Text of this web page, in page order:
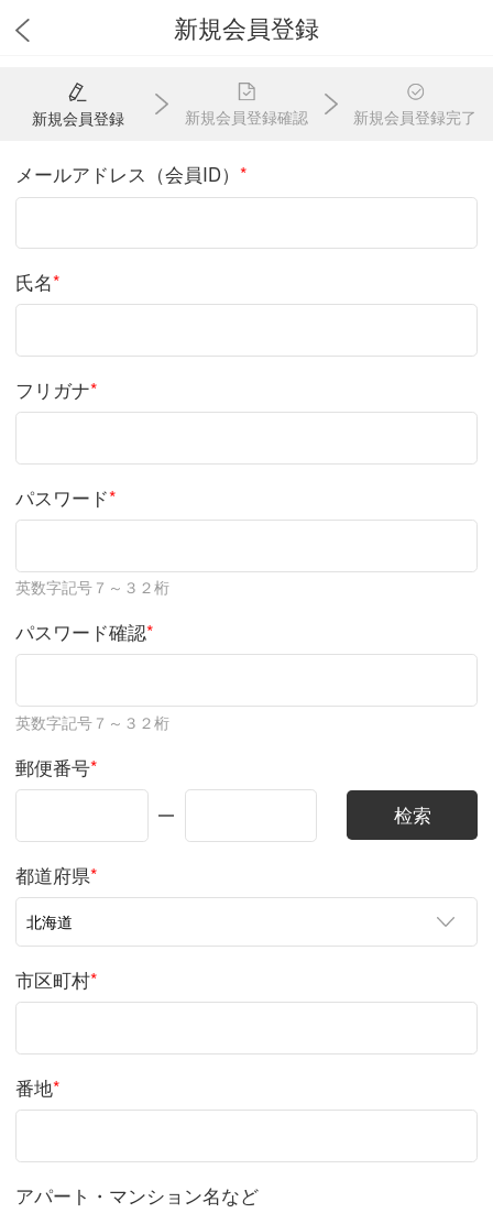
新規会員登録
新規会員登録 新規会員登録確認 新規会員登録完了
メールアドレス（会員ID）*
氏名*
フリガナ*
パスワード*
英数字記号７～３２桁
パスワード確認*
英数字記号７～３２桁
郵便番号*
都道府県*
市区町村*
番地*
アパート・マンション名など